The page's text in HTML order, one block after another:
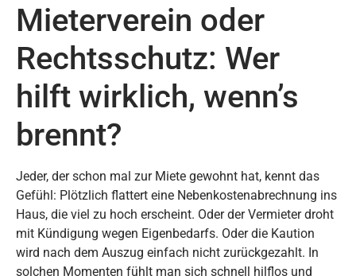
Mieterverein oder
Rechtsschutz: Wer
hilft wirklich, wenn’s
brennt?
Jeder, der schon mal zur Miete gewohnt hat, kennt das
Gefühl: Plötzlich flattert eine Nebenkostenabrechnung ins
Haus, die viel zu hoch erscheint. Oder der Vermieter droht
mit Kündigung wegen Eigenbedarfs. Oder die Kaution
wird nach dem Auszug einfach nicht zurückgezahlt. In
solchen Momenten fühlt man sich schnell hilflos und